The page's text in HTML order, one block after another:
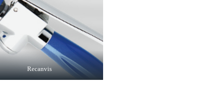
Recanvis